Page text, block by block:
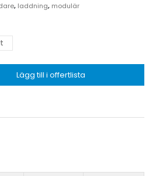
, laddning, modulär
Lägg till i offertlista